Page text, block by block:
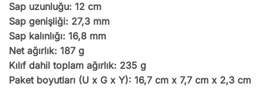
Sap uzunluğu: 12 cm
Sap genişliği: 27,3 mm
Sap kalınlığı: 16,8 mm
Net ağırlık: 187 g
Kılıf dahil toplam ağırlık: 235 g
Paket boyutları (U x G x Y): 16,7 cm x 7,7 cm x 2,3 cm